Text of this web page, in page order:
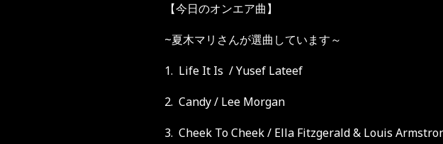
【今日のオンエア曲】
~夏木マリさんが選曲しています～
1. Life It Is / Yusef Lateef
2. Candy / Lee Morgan
3. Cheek To Cheek / Ella Fitzgerald & Louis